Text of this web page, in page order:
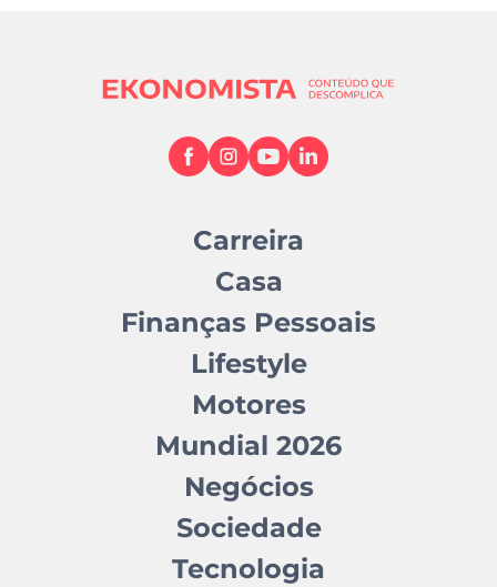
Carreira
Casa
Finanças Pessoais
Lifestyle
Motores
Mundial 2026
Negócios
Sociedade
Tecnologia